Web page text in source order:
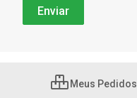
Meus Pedidos